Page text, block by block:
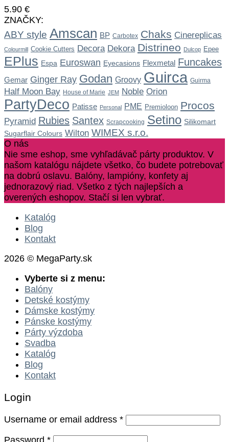
5.90 €
ZNAČKY:
ABY style Amscan BP Carbotex Chaks Cinereplicas
Colourmill Cookie Cutters Decora Dekora Distrineo Dulcop Epee
EPlus Espa Euroswan Eyecasions Flexmetal Funcakes
Gemar Ginger Ray Godan Groovy Guirca Guirma
Half Moon Bay House of Marie JEM Noble Orion
PartyDeco Patisse Personal PME Premioloon Procos
Pyramid Rubies Santex Scrapcooking Setino Silikomart
Sugarflair Colours Wilton WIMEX s.r.o.
O nás
Nie sme eshop, sme vyhľadávač párty produktov. V
našom katalógu nájdete všetko, čo budete potrebovať
na dobrú oslavu. Balóny, lampióny, konfety aj
jednorazový riad. Všetko z tých najlepších a
overených eshopov. Stačí si len vybrať.
Katalóg
Blog
Kontakt
2026 © MegaParty.sk
Vyberte si z menu:
Balóny
Detské kostýmy
Dámske kostýmy
Pánske kostýmy
Párty výzdoba
Svadba
Katalóg
Blog
Kontakt
Login
Username or email address *
Password *